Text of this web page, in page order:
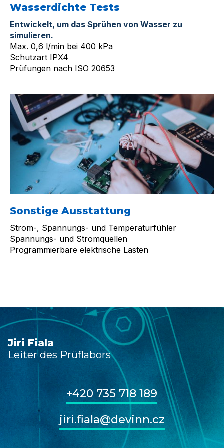
Wasserdichte Tests
Entwickelt, um das Sprühen von Wasser zu
simulieren.
Max. 0,6 l/min bei 400 kPa
Schutzart IPX4
Prüfungen nach ISO 20653
Sonstige Ausstattung
Strom-, Spannungs- und Temperaturfühler
Spannungs- und Stromquellen
Programmierbare elektrische Lasten
Jiri Fiala
Leiter des Prüflabors
+420 735 718 189
jiri.fiala@devinn.cz